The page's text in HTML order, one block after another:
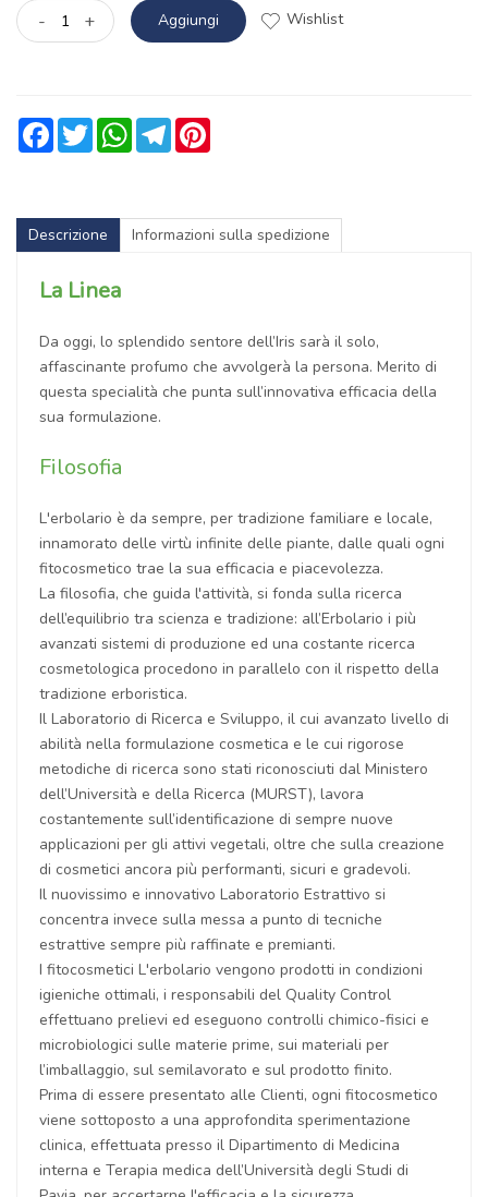
- + Aggiungi Wishlist
FacebookTwitter WhatsApp
Telegram
Descrizione Informazioni sulla spedizione
La Linea
Da oggi, lo splendido sentore dell’Iris sarà il solo,
affascinante profumo che avvolgerà la persona. Merito di
questa specialità che punta sull’innovativa efficacia della
sua formulazione.
Filosofia
L'erbolario è da sempre, per tradizione familiare e locale,
innamorato delle virtù infinite delle piante, dalle quali ogni
fitocosmetico trae la sua efficacia e piacevolezza.
La filosofia, che guida l'attività, si fonda sulla ricerca
dell’equilibrio tra scienza e tradizione: all’Erbolario i più
avanzati sistemi di produzione ed una costante ricerca
cosmetologica procedono in parallelo con il rispetto della
tradizione erboristica.
Il Laboratorio di Ricerca e Sviluppo, il cui avanzato livello di
abilità nella formulazione cosmetica e le cui rigorose
metodiche di ricerca sono stati riconosciuti dal Ministero
dell’Università e della Ricerca (MURST), lavora
costantemente sull’identificazione di sempre nuove
applicazioni per gli attivi vegetali, oltre che sulla creazione
di cosmetici ancora più performanti, sicuri e gradevoli.
Il nuovissimo e innovativo Laboratorio Estrattivo si
concentra invece sulla messa a punto di tecniche
estrattive sempre più raffinate e premianti.
I fitocosmetici L'erbolario vengono prodotti in condizioni
igieniche ottimali, i responsabili del Quality Control
effettuano prelievi ed eseguono controlli chimico-fisici e
microbiologici sulle materie prime, sui materiali per
l’imballaggio, sul semilavorato e sul prodotto finito.
Prima di essere presentato alle Clienti, ogni fitocosmetico
viene sottoposto a una approfondita sperimentazione
clinica, effettuata presso il Dipartimento di Medicina
interna e Terapia medica dell’Università degli Studi di